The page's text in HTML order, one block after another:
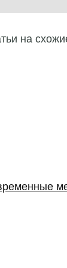
на